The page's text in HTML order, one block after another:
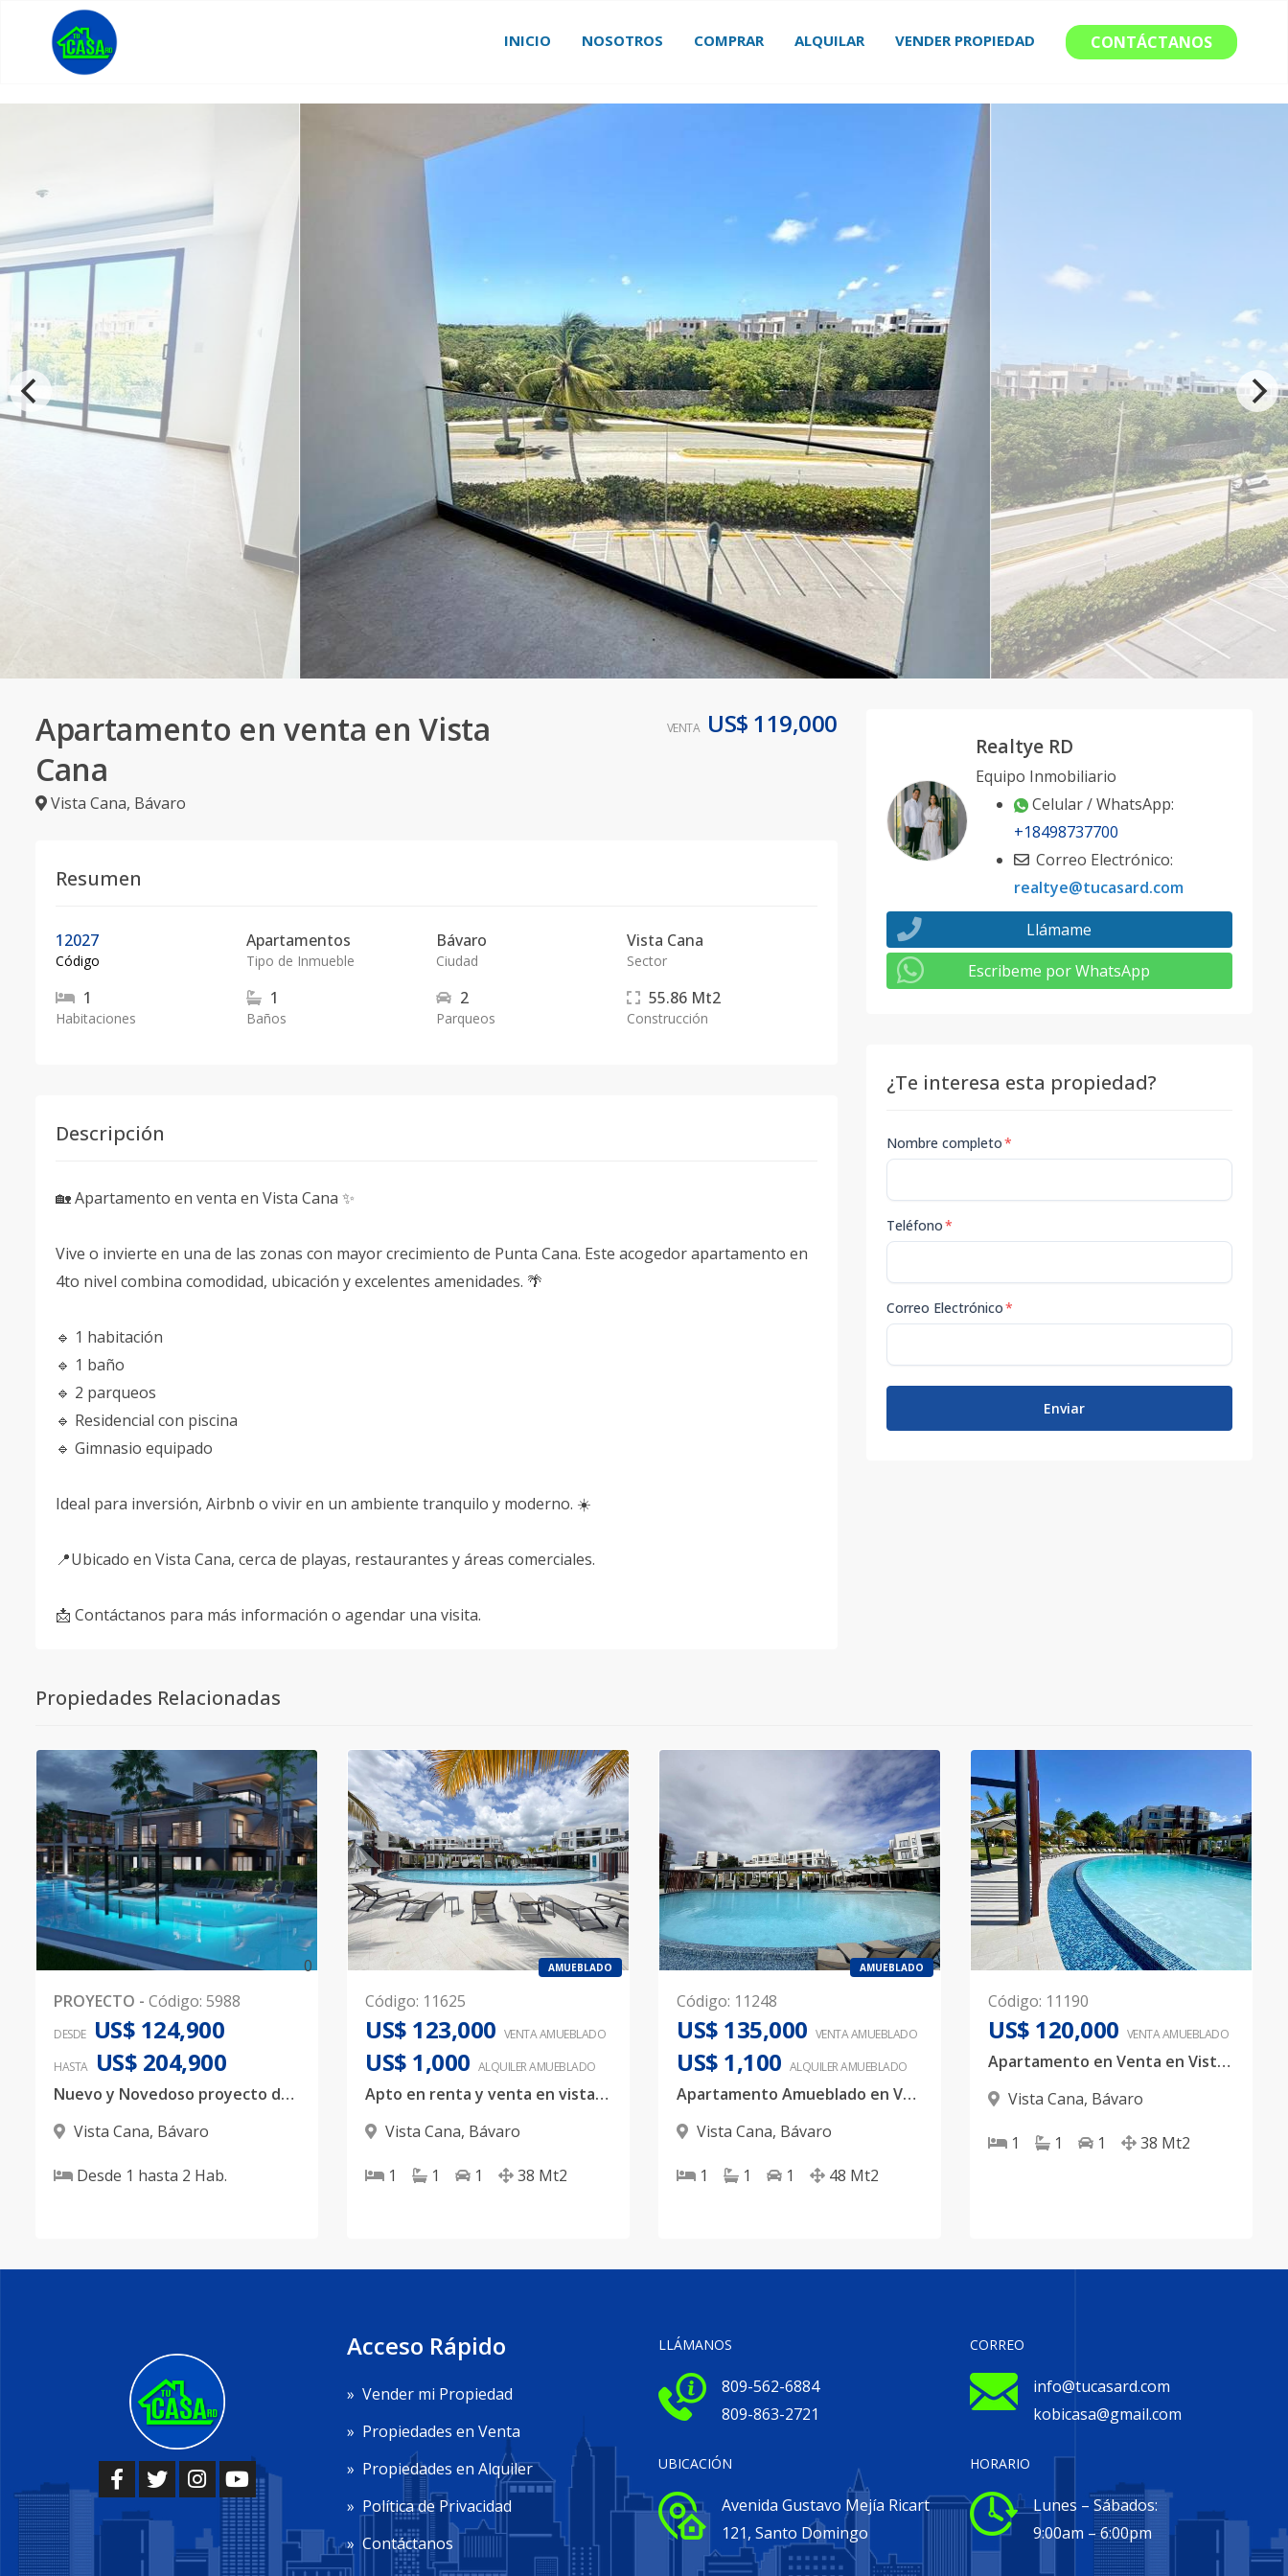
INICIO NOSOTROS COMPRAR ALQUILAR VENDER PROPIEDAD CONTÁCTANOS
Apartamento en venta en Vista
Cana
Vista Cana, Bávaro
VENTA US$ 119,000
Resumen
12027
Código
Apartamentos
Tipo de Inmueble
Bávaro
Ciudad
Vista Cana
Sector
1
Habitaciones
1
Baños
2
Parqueos
55.86 Mt2
Construcción
Descripción
🏡 Apartamento en venta en Vista Cana ✨
Vive o invierte en una de las zonas con mayor crecimiento de Punta Cana. Este acogedor apartamento en
4to nivel combina comodidad, ubicación y excelentes amenidades. 🌴
🔹 1 habitación
🔹 1 baño
🔹 2 parqueos
🔹 Residencial con piscina
🔹 Gimnasio equipado
Ideal para inversión, Airbnb o vivir en un ambiente tranquilo y moderno. ☀️
📍Ubicado en Vista Cana, cerca de playas, restaurantes y áreas comerciales.
📩 Contáctanos para más información o agendar una visita.
Realtye RD
Equipo Inmobiliario
Celular / WhatsApp:
+18498737700
Correo Electrónico:
realtye@tucasard.com
Llámame
Escribeme por WhatsApp
¿Te interesa esta propiedad?
Nombre completo*
Teléfono*
Correo Electrónico*
Enviar
Propiedades Relacionadas
0
PROYECTO - Código: 5988
DESDE US$ 124,900
HASTA US$ 204,900
Nuevo y Novedoso proyecto de Apartamentos en Punta Cana, Vista Cana!
Vista Cana, Bávaro
Desde 1 hasta 2 Hab.
AMUEBLADO
Código: 11625
US$ 123,000 VENTA AMUEBLADO
US$ 1,000 ALQUILERAMUEBLADO
Apto en renta y venta en vista can
Vista Cana, Bávaro
1 1 1 38 Mt2
AMUEBLADO
Código: 11248
US$ 135,000 VENTA AMUEBLADO
US$ 1,100 ALQUILERAMUEBLADO
Apartamento Amueblado en Venta en Vista Cana | 1 Habitación con Patio | Listo para Generar
Vista Cana, Bávaro
1 1 1 48 Mt2
Código: 11190
US$ 120,000 VENTA AMUEBLADO
Apartamento en Venta en Vista Cana – ¡Precio de Oportunidad!
Vista Cana, Bávaro
1 1 1 38 Mt2
Acceso Rápido
» Vender mi Propiedad
» Propiedades en Venta
» Propiedades en Alquiler
» Política de Privacidad
» Contáctanos
LLÁMANOS
809-562-6884
809-863-2721
UBICACIÓN
Avenida Gustavo Mejía Ricart
121, Santo Domingo
CORREO
info@tucasard.com
kobicasa@gmail.com
HORARIO
Lunes – Sábados:
9:00am – 6:00pm